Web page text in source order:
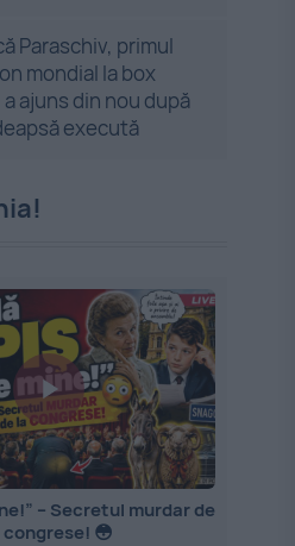
Paraschiv, primul
mondial la box
ajuns din nou după
execută
– Secretul murdar de
congrese! 😳